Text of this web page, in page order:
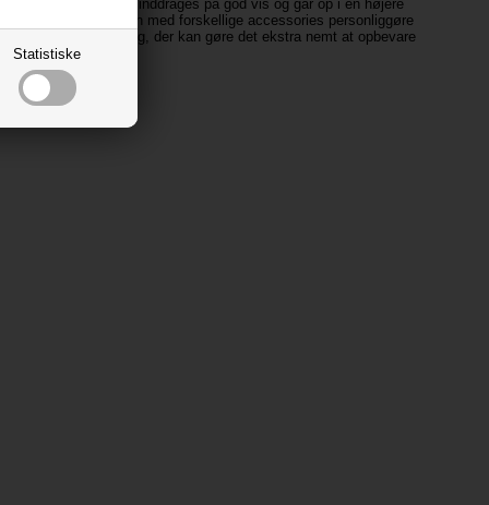
Statistiske
så begge dele inddrages på god vis og går op i en højere
Du kan med forskellige accessories personliggøre
og opbevaring, der kan gøre det ekstra nemt at opbevare